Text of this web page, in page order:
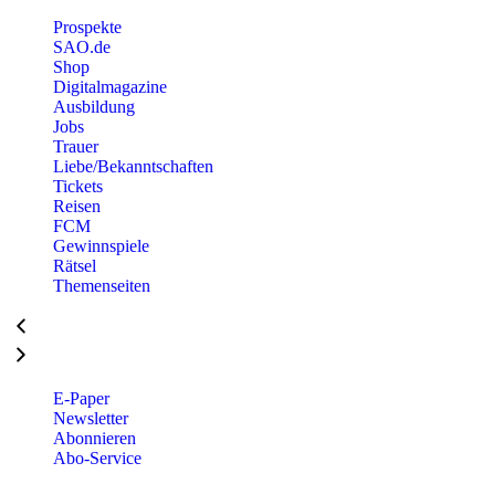
Prospekte
SAO.de
Shop
Digitalmagazine
Ausbildung
Jobs
Trauer
Liebe/Bekanntschaften
Tickets
Reisen
FCM
Gewinnspiele
Rätsel
Themenseiten
E-Paper
Newsletter
Abonnieren
Abo-Service